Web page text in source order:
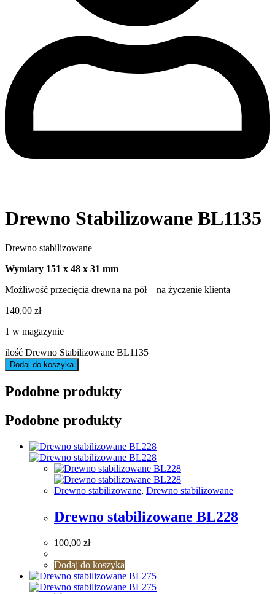
Drewno Stabilizowane BL1135
Drewno stabilizowane
Wymiary 151 x 48 x 31 mm
Możliwość przecięcia drewna na pół – na życzenie klienta
140,00 zł
1 w magazynie
ilość Drewno Stabilizowane BL1135
Dodaj do koszyka
Podobne produkty
Podobne produkty
Drewno stabilizowane, Drewno stabilizowane
Drewno stabilizowane BL228
100,00 zł
Dodaj do koszyka